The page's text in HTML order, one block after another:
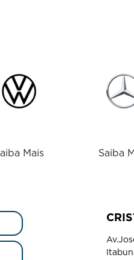
Mais Saiba